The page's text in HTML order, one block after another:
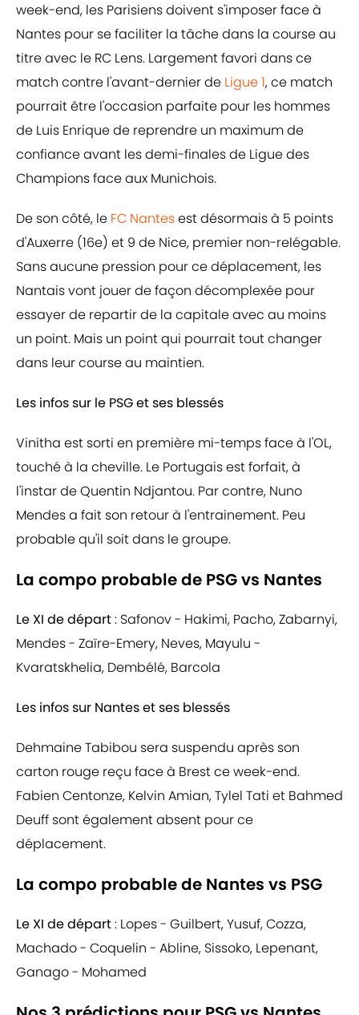
week-end, les Parisiens doivent s'imposer face à
Nantes pour se faciliter la tâche dans la course au
titre avec le RC Lens. Largement favori dans ce
match contre l'avant-dernier de Ligue 1, ce match
pourrait être l'occasion parfaite pour les hommes
de Luis Enrique de reprendre un maximum de
confiance avant les demi-finales de Ligue des
Champions face aux Munichois.
De son côté, le FC Nantesest désormais à 5 points
d'Auxerre (16e) et 9 de Nice, premier non-relégable.
Sans aucune pression pour ce déplacement, les
Nantais vont jouer de façon décomplexée pour
essayer de repartir de la capitale avec au moins
un point. Mais un point qui pourrait tout changer
dans leur course au maintien.
Les infos sur le PSG et ses blessés
Vinitha est sorti en première mi-temps face à l'OL,
touché à la cheville. Le Portugais est forfait, à
l'instar de Quentin Ndjantou. Par contre, Nuno
Mendes a fait son retour à l'entrainement. Peu
probable qu'il soit dans le groupe.
La compo probable de PSG vs Nantes
Le XI de départ: Safonov - Hakimi, Pacho, Zabarnyi,
Mendes - Zaïre-Emery, Neves, Mayulu -
Kvaratskhelia, Dembélé, Barcola
Les infos sur Nantes et ses blessés
Dehmaine Tabibou sera suspendu après son
carton rouge reçu face à Brest ce week-end.
Fabien Centonze, Kelvin Amian, Tylel Tati et Bahmed
Deuff sont également absent pour ce
déplacement.
La compo probable de Nantes vs PSG
Le XI de départ: Lopes - Guilbert, Yusuf, Cozza,
Machado - Coquelin - Abline, Sissoko, Lepenant,
Ganago - Mohamed